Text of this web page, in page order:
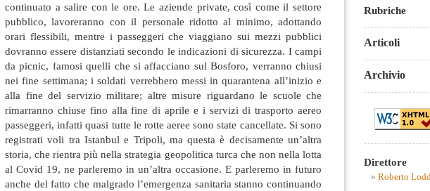
continuato a salire con le ore. Le aziende private, così come il settore
pubblico, lavoreranno con il personale ridotto al minimo, adottando
orari flessibili, mentre i passeggeri che viaggiano sui mezzi pubblici
dovranno essere distanziati secondo le indicazioni di sicurezza. I campi
da picnic, famosi quelli che si affacciano sul Bosforo, verranno chiusi
nei fine settimana; i soldati verrebbero messi in quarantena all’inizio e
alla fine del servizio militare; altre misure riguardano le scuole che
rimarranno chiuse fino alla fine di aprile e i servizi di trasporto aereo
passeggeri, infatti quasi tutte le rotte aeree sono state cancellate. Si sono
registrati voli tra Istanbul e Tripoli, ma questa è decisamente un’altra
storia, che rientra più nella strategia geopolitica turca che non nella lotta
al Covid 19, ne parleremo in un’altra occasione. E parleremo in futuro
anche del fatto che malgrado l’emergenza sanitaria stanno continuando
Rubriche
Articoli
Archivio
Direttore
Roberto